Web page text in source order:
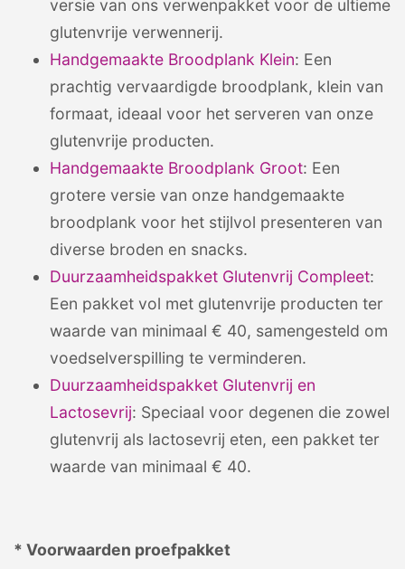
versie van ons verwenpakket voor de ultieme
glutenvrije verwennerij.
Handgemaakte Broodplank Klein: Een
prachtig vervaardigde broodplank, klein van
formaat, ideaal voor het serveren van onze
glutenvrije producten.
Handgemaakte Broodplank Groot: Een
grotere versie van onze handgemaakte
broodplank voor het stijlvol presenteren van
diverse broden en snacks.
Duurzaamheidspakket Glutenvrij Compleet:
Een pakket vol met glutenvrije producten ter
waarde van minimaal € 40, samengesteld om
voedselverspilling te verminderen.
Duurzaamheidspakket Glutenvrij en
Lactosevrij: Speciaal voor degenen die zowel
glutenvrij als lactosevrij eten, een pakket ter
waarde van minimaal € 40.
* Voorwaarden proefpakket